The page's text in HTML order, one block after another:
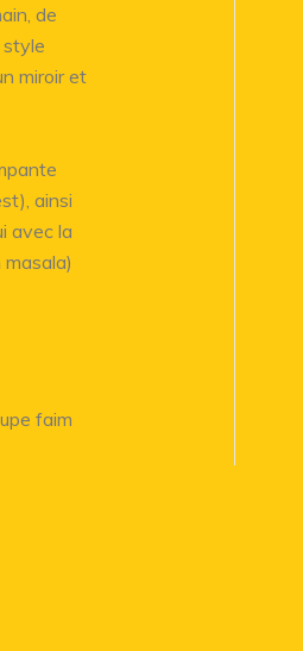
de
style
miroir et
ainsi
avec la
faim